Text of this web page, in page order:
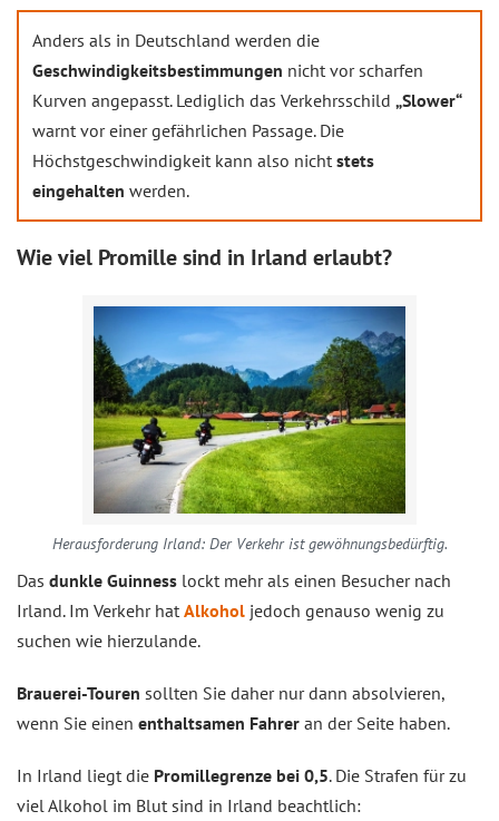
Anders als in Deutschland werden die
Geschwindigkeitsbestimmungen nicht vor scharfen
Kurven angepasst. Lediglich das Verkehrsschild „Slower“
warnt vor einer gefährlichen Passage. Die
Höchstgeschwindigkeit kann also nicht stets
eingehalten werden.
Wie viel Promille sind in Irland erlaubt?
Herausforderung Irland: Der Verkehr ist gewöhnungsbedürftig.
Das dunkle Guinness lockt mehr als einen Besucher nach
Irland. Im Verkehr hat Alkohol jedoch genauso wenig zu
suchen wie hierzulande.
Brauerei-Touren sollten Sie daher nur dann absolvieren,
wenn Sie einen enthaltsamen Fahrer an der Seite haben.
In Irland liegt die Promillegrenze bei 0,5. Die Strafen für zu
viel Alkohol im Blut sind in Irland beachtlich: